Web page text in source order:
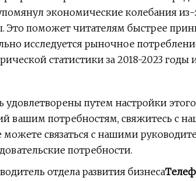
экономические колебания
Это поможет читателям быстрее
исследуется рыночное
статистики за 2018-2023 годы
путем настройки
вашим потребностям, свяжитесь с
можете связаться с нашими
потребности.
отдела развития бизнеса